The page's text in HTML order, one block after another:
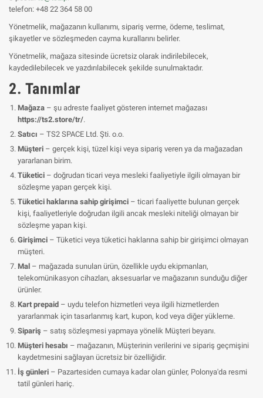
telefon: +48 22 364 58 00
Yönetmelik, mağazanın kullanımı, sipariş verme, ödeme, teslimat,
şikayetler ve sözleşmeden cayma kurallarını belirler.
Yönetmelik, mağaza sitesinde ücretsiz olarak indirilebilecek,
kaydedilebilecek ve yazdırılabilecek şekilde sunulmaktadır.
2. Tanımlar
Mağaza – şu adreste faaliyet gösteren internet mağazası
https://ts2.store/tr/.
Satıcı – TS2 SPACE Ltd. Şti. o.o.
Müşteri – gerçek kişi, tüzel kişi veya sipariş veren ya da mağazadan
yararlanan birim.
Tüketici – doğrudan ticari veya mesleki faaliyetiyle ilgili olmayan bir
sözleşme yapan gerçek kişi.
Tüketici haklarına sahip girişimci – ticari faaliyette bulunan gerçek
kişi, faaliyetleriyle doğrudan ilgili ancak mesleki niteliği olmayan bir
sözleşme yapan kişi.
Girişimci – Tüketici veya tüketici haklarına sahip bir girişimci olmayan
müşteri.
Mal – mağazada sunulan ürün, özellikle uydu ekipmanları,
telekomünikasyon cihazları, aksesuarlar ve mağazanın sunduğu diğer
ürünler.
Kart prepaid – uydu telefon hizmetleri veya ilgili hizmetlerden
yararlanmak için tasarlanmış kart, kupon, kod veya diğer yükleme.
Sipariş – satış sözleşmesi yapmaya yönelik Müşteri beyanı.
Müşteri hesabı – mağazanın, Müşterinin verilerini ve sipariş geçmişini
kaydetmesini sağlayan ücretsiz bir özelliğidir.
İş günleri – Pazartesiden cumaya kadar olan günler, Polonya'da resmi
tatil günleri hariç.